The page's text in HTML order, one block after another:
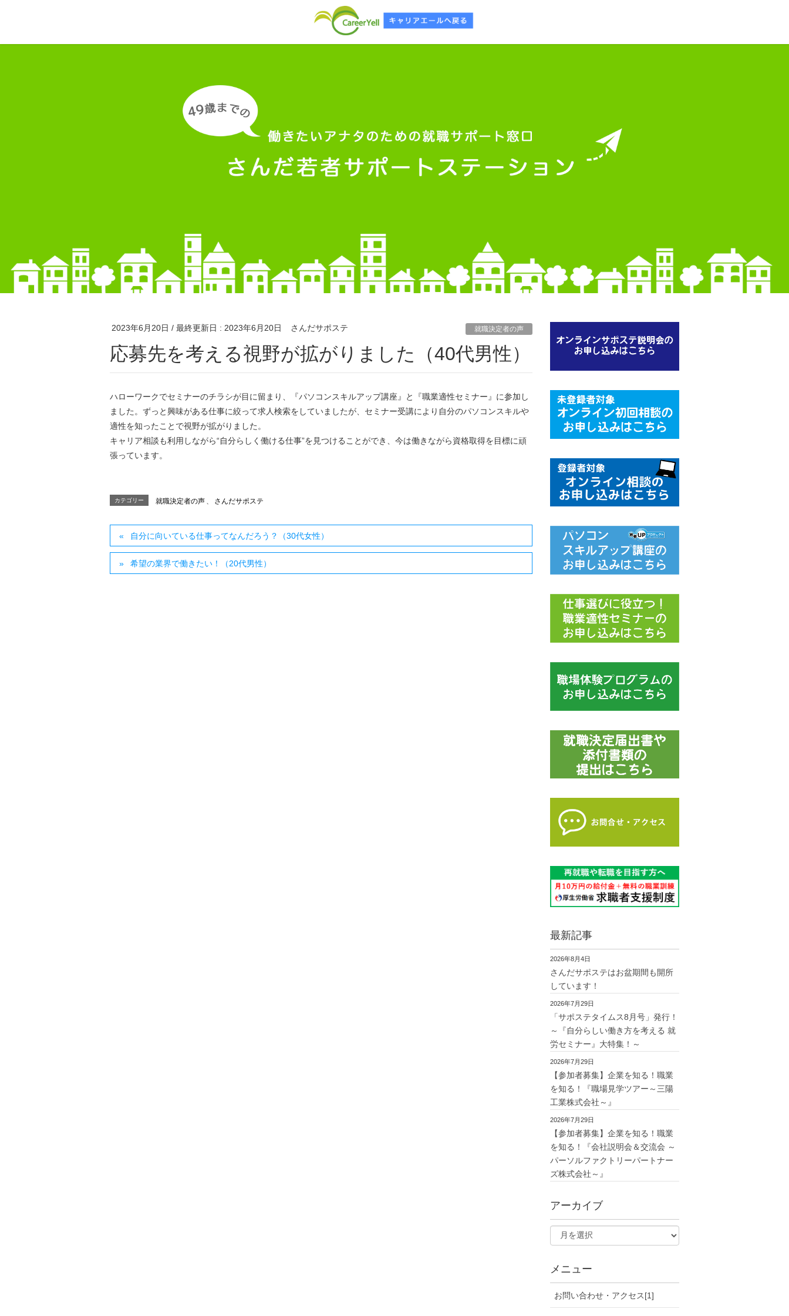
2023年6月20日 / 最終更新日 : 2023年6月20日 さんだサポステ 就職決定者の声
応募先を考える視野が拡がりました（40代男性）
ハローワークでセミナーのチラシが目に留まり、『パソコンスキルアップ講座』と『職業適性セミナー』に参加し
ました。ずっと興味がある仕事に絞って求人検索をしていましたが、セミナー受講により自分のパソコンスキルや
適性を知ったことで視野が拡がりました。
キャリア相談も利用しながら“自分らしく働ける仕事”を見つけることができ、今は働きながら資格取得を目標に頑
張っています。
カテゴリー 就職決定者の声 、 さんだサポステ
自分に向いている仕事ってなんだろう？（30代女性）
希望の業界で働きたい！（20代男性）
最新記事
2026年8月4日
さんだサポステはお盆期間も開所
しています！
2026年7月29日
「サポステタイムス8月号」発行！
～『自分らしい働き方を考える 就
労セミナー』大特集！～
2026年7月29日
【参加者募集】企業を知る！職業
を知る！『職場見学ツアー～三陽
工業株式会社～』
2026年7月29日
【参加者募集】企業を知る！職業
を知る！『会社説明会＆交流会 ～
パーソルファクトリーパートナー
ズ株式会社～』
アーカイブ
メニュー
お問い合わせ・アクセス[1]